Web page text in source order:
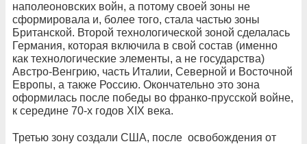
наполеоновских войн, а потому своей зоны не
сформировала и, более того, стала частью зоны
Британской. Второй технологической зоной сделалась
Германия, которая включила в свой состав (именно
как технологические элементы, а не государства)
Австро-Венгрию, часть Италии, Северной и Восточной
Европы, а также Россию. Окончательно это зона
оформилась после победы во франко-прусской войне,
к середине 70-х годов XIX века.
Третью зону создали США, после освобождения от